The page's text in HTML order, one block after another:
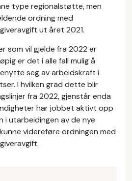
type regionalstøtte, men
ordning med
ut året 2021.
som vil gjelde fra 2022 er
er det i alle fall mulig å
seg av arbeidskraft i
I hvilken grad dette blir
fra 2022, gjenstår enda
har jobbet aktivt opp
i utarbeidingen av de nye
videreføre ordningen med